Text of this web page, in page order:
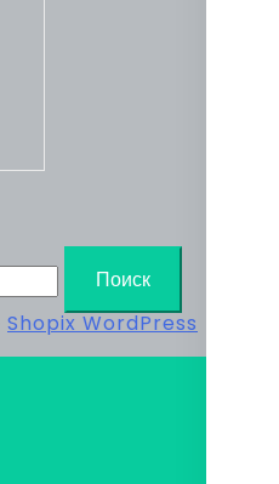
Поиск
Shopix WordPress